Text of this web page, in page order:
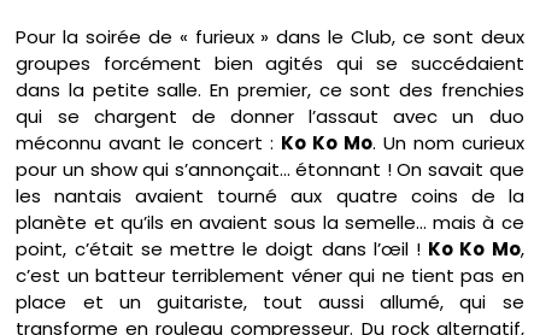
Pour la soirée de « furieux » dans le Club, ce sont deux
groupes forcément bien agités qui se succédaient
dans la petite salle. En premier, ce sont des frenchies
qui se chargent de donner l’assaut avec un duo
méconnu avant le concert : Ko Ko Mo. Un nom curieux
pour un show qui s’annonçait… étonnant ! On savait que
les nantais avaient tourné aux quatre coins de la
planète et qu’ils en avaient sous la semelle… mais à ce
point, c’était se mettre le doigt dans l’œil ! Ko Ko Mo,
c’est un batteur terriblement véner qui ne tient pas en
place et un guitariste, tout aussi allumé, qui se
transforme en rouleau compresseur. Du rock alternatif,